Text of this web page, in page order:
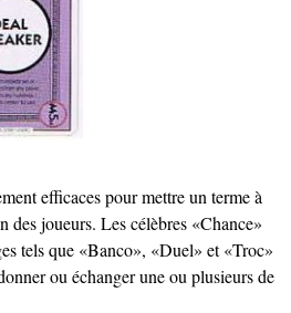
efficaces pour mettre un terme à
des joueurs. Les célèbres «Chance»
tels que «Banco», «Duel» et «Troc»
ou échanger une ou plusieurs de